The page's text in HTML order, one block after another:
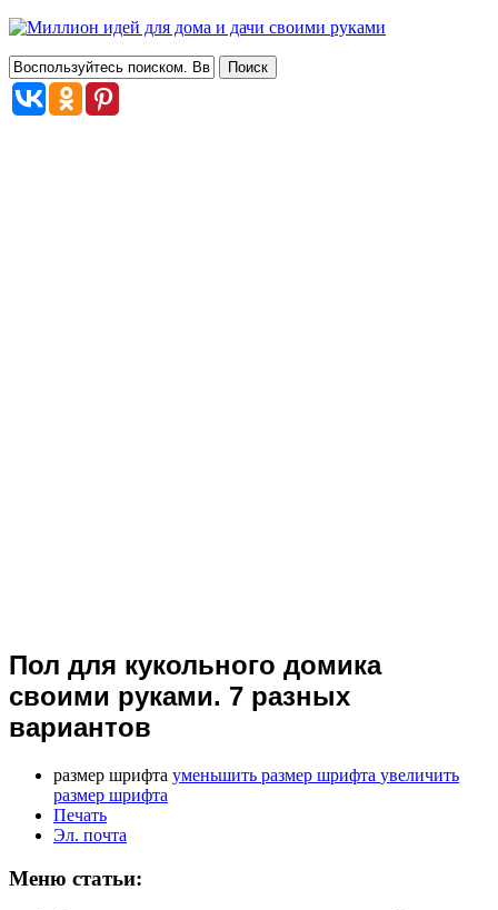
Пол для кукольного домика
своими руками. 7 разных
вариантов
размер шрифта уменьшить размер шрифта увеличить
размер шрифта
Печать
Эл. почта
Меню статьи: